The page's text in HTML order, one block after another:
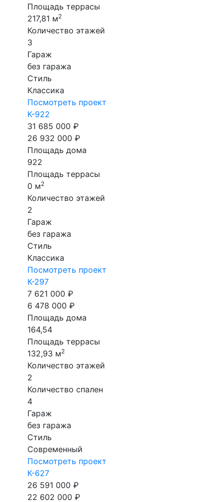
Площадь террасы
217,81 м2
Количество этажей
3
Гараж
без гаража
Стиль
Классика
Посмотреть проект
К-922
31 685 000 ₽
26 932 000 ₽
Площадь дома
922
Площадь террасы
0 м2
Количество этажей
2
Гараж
без гаража
Стиль
Классика
Посмотреть проект
К-297
7 621 000 ₽
6 478 000 ₽
Площадь дома
164,54
Площадь террасы
132,93 м2
Количество этажей
2
Количество спален
4
Гараж
без гаража
Стиль
Современный
Посмотреть проект
К-627
26 591 000 ₽
22 602 000 ₽